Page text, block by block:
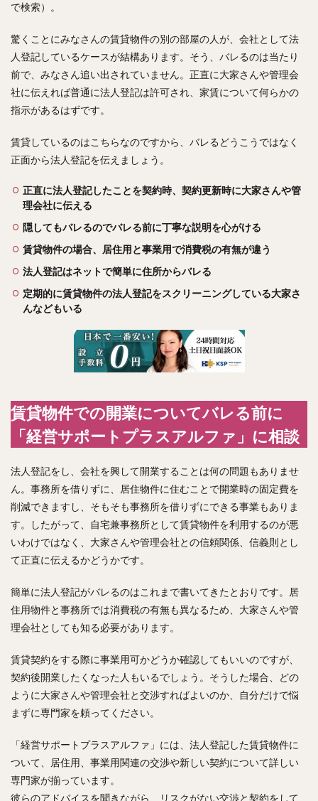
で検索）。
驚くことにみなさんの賃貸物件の別の部屋の人が、会社として法
人登記しているケースが結構あります。そう、バレるのは当たり
前で、みなさん追い出されていません。正直に大家さんや管理会
社に伝えれば普通に法人登記は許可され、家賃について何らかの
指示があるはずです。
賃貸しているのはこちらなのですから、バレるどうこうではなく
正面から法人登記を伝えましょう。
正直に法人登記したことを契約時、契約更新時に大家さんや管
理会社に伝える
隠してもバレるのでバレる前に丁寧な説明を心がける
賃貸物件の場合、居住用と事業用で消費税の有無が違う
法人登記はネットで簡単に住所からバレる
定期的に賃貸物件の法人登記をスクリーニングしている大家さ
んなどもいる
賃貸物件での開業についてバレる前に
「経営サポートプラスアルファ」に相談
法人登記をし、会社を興して開業することは何の問題もありませ
ん。事務所を借りずに、居住物件に住むことで開業時の固定費を
削減できますし、そもそも事務所を借りずにできる事業もありま
す。したがって、自宅兼事務所として賃貸物件を利用するのが悪
いわけではなく、大家さんや管理会社との信頼関係、信義則とし
て正直に伝えるかどうかです。
簡単に法人登記がバレるのはこれまで書いてきたとおりです。居
住用物件と事務所では消費税の有無も異なるため、大家さんや管
理会社としても知る必要があります。
賃貸契約をする際に事業用可かどうか確認してもいいのですが、
契約後開業したくなった人もいるでしょう。そうした場合、どの
ように大家さんや管理会社と交渉すればよいのか、自分だけで悩
まずに専門家を頼ってください。
「経営サポートプラスアルファ」には、法人登記した賃貸物件に
ついて、居住用、事業用関連の交渉や新しい契約について詳しい
専門家が揃っています。
彼らのアドバイスを聞きながら、リスクがない交渉と契約をして